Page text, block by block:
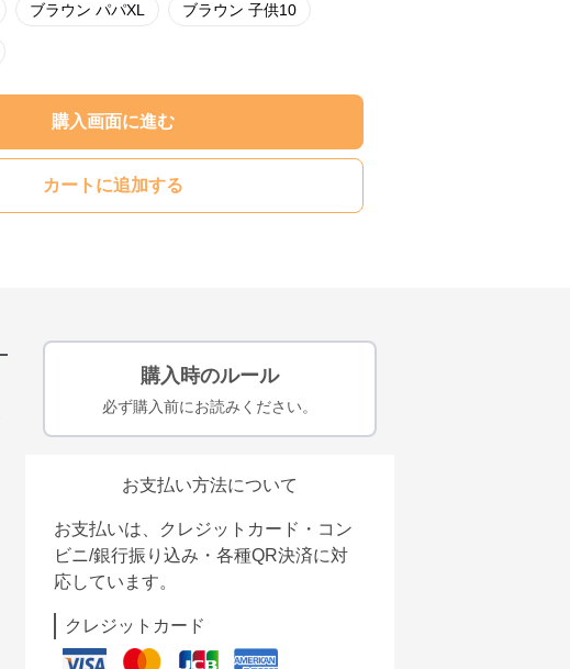
ブラウン パパXL ブラウン 子供10
購入画面に進む
カートに追加する
購入時のルール
必ず購入前にお読みください。
お支払い方法について
お支払いは、クレジットカード・コン
ビニ/銀行振り込み・各種QR決済に対
応しています。
クレジットカード